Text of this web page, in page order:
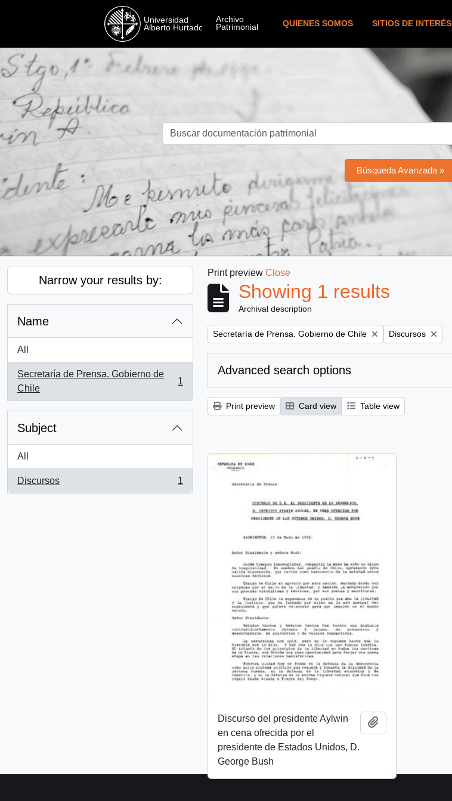
QUIENES SOMOS SITIOS DE INTERÉS
Búsqueda Avanzada »
Narrow your results by:
Name
All
Secretaría de Prensa. Gobierno de
Chile
, 1 results
1
Subject
All
Discursos
, 1 results
1
Print preview Close
Showing 1 results
Archival description
Remove filter:
Secretaría de Prensa. Gobierno de Chile Remove filter:
Discursos
Advanced search options
Print preview Card view Table view
Discurso del presidente Aylwin
en cena ofrecida por el
presidente de Estados Unidos, D.
George Bush